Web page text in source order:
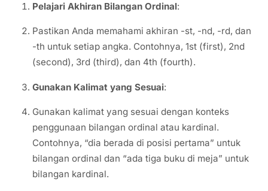
Pelajari Akhiran Bilangan Ordinal:
Pastikan Anda memahami akhiran -st, -nd, -rd, dan
-th untuk setiap angka. Contohnya, 1st (first), 2nd
(second), 3rd (third), dan 4th (fourth).
Gunakan Kalimat yang Sesuai:
Gunakan kalimat yang sesuai dengan konteks
penggunaan bilangan ordinal atau kardinal.
Contohnya, “dia berada di posisi pertama” untuk
bilangan ordinal dan “ada tiga buku di meja” untuk
bilangan kardinal.